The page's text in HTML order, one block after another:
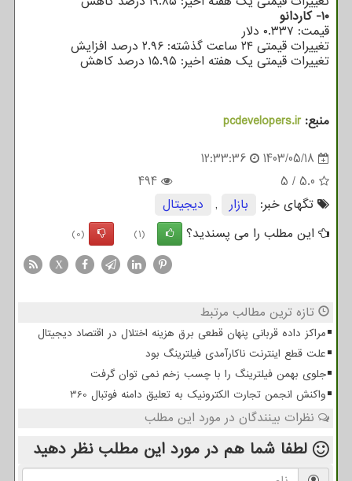
۱۰- کاردانو
قیمت: ۰.۳۳۷ دلار
تغییرات قیمتی ۲۴ ساعت گذشته: ۲.۹۶ درصد افزایش
تغییرات قیمتی یک هفته اخیر: ۱۵.۹۵ درصد کاهش
منبع:pcdevelopers.ir
1403/05/18
12:33:36
5.0
/
5
494
تگهای خبر:
بازار ,
دیجیتال
این مطلب را می پسندید؟
(1)
(0)
X
تازه ترین مطالب مرتبط
مراکز داده قربانی پنهان قطعی برق هزینه اختلال در اقتصاد دیجیتال
علت قطع اینترنت ناکارآمدی فیلترینگ بود
جلوی بهمن فیلترینگ را با چسب زخم نمی توان گرفت
واکنش انجمن تجارت الکترونیک به تعلیق دامنه فوتبال 360
نظرات بینندگان در مورد این مطلب
لطفا شما هم در مورد این مطلب نظر دهید